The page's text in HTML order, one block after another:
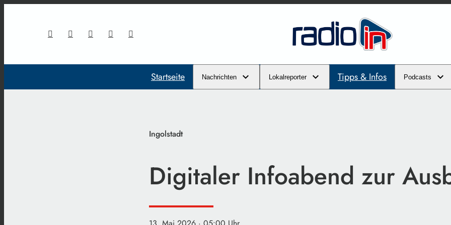
Startseite Nachrichten Lokalreporter Tipps & Infos Podcasts
Ingolstadt
Digitaler Infoabend zur